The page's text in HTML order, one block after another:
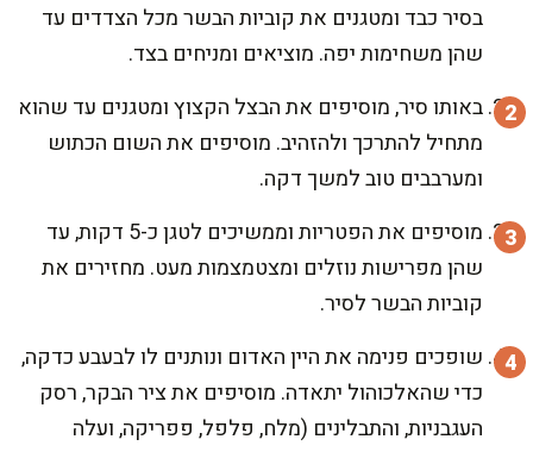
בסיר כבד ומטגנים את קוביות הבשר מכל הצדדים עד
שהן משחימות יפה. מוציאים ומניחים בצד.
באותו סיר, מוסיפים את הבצל הקצוץ ומטגנים עד שהוא
מתחיל להתרכך ולהזהיב. מוסיפים את השום הכתוש
ומערבבים טוב למשך דקה.
מוסיפים את הפטריות וממשיכים לטגן כ-5 דקות, עד
שהן מפרישות נוזלים ומצטמצמות מעט. מחזירים את
קוביות הבשר לסיר.
שופכים פנימה את היין האדום ונותנים לו לבעבע כדקה,
כדי שהאלכוהול יתאדה. מוסיפים את ציר הבקר, רסק
העגבניות, והתבלינים (מלח, פלפל, פפריקה, ועלה